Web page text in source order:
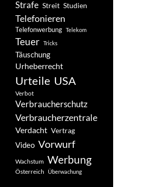
Strafe Streit Studien
Telefonieren
Telefonwerbung Telekom
Teuer Tricks
Täuschung
Urheberrecht
Urteile USA
Verbot
Verbraucherschutz
Verbraucherzentrale
Verdacht Vertrag
Video Vorwurf
Wachstum Werbung
Österreich Überwachung